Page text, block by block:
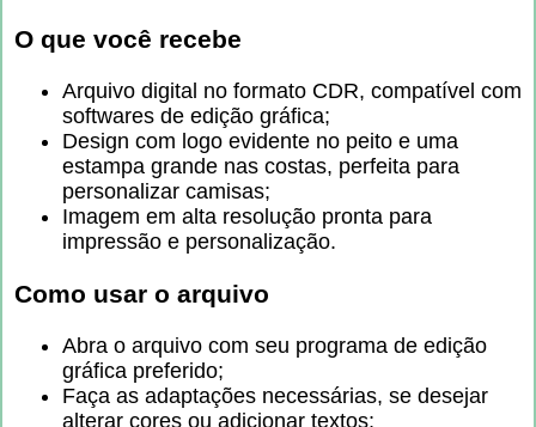
O que você recebe
Arquivo digital no formato CDR, compatível com
softwares de edição gráfica;
Design com logo evidente no peito e uma
estampa grande nas costas, perfeita para
personalizar camisas;
Imagem em alta resolução pronta para
impressão e personalização.
Como usar o arquivo
Abra o arquivo com seu programa de edição
gráfica preferido;
Faça as adaptações necessárias, se desejar
alterar cores ou adicionar textos;